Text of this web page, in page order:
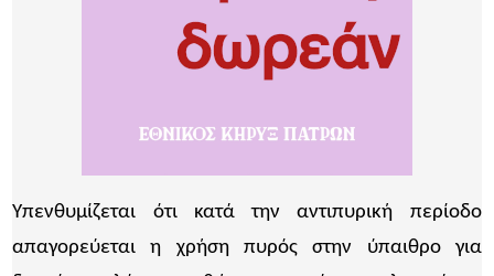
Υπενθυμίζεται ότι κατά την αντιπυρική περίοδο
απαγορεύεται η χρήση πυρός στην ύπαιθρο για